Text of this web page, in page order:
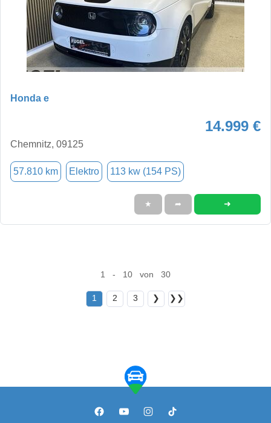
Honda e
14.999 €
Chemnitz, 09125
57.810 km Elektro 113 kw (154 PS)
★ ➦ ➜
1 - 10 von 30
1 2 3 ❯ ❯❯